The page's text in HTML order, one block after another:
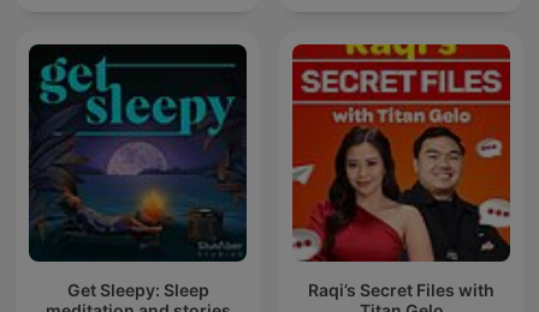
Get Sleepy: Sleep
Raqi’s Secret Files with